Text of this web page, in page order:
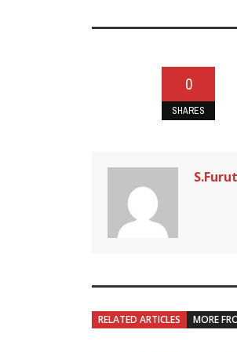
0
SHARES
RELATED ARTICLES MORE